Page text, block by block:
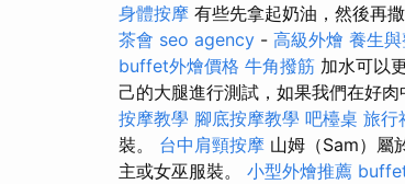
身體按摩 有些先拿起奶油，然後再
茶會 seo agency - 高級外燴 養生
buffet外燴價格 牛角撥筋 加水可以
己的大腿進行測試，如果我們在好
按摩教學 腳底按摩教學 吧檯桌 旅行
裝。 台中肩頸按摩 山姆（Sam）屬
主或女巫服裝。 小型外燴推薦